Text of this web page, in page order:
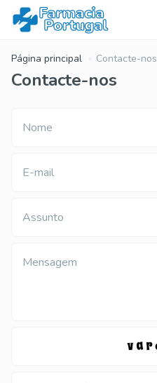
Página principal Contacte-nos
Contacte-nos
Nome
E-mail
Assunto
Mensagem